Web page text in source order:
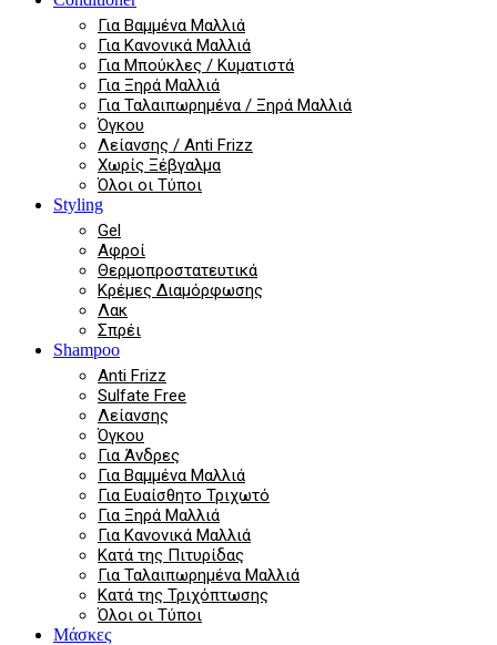
Για Βαμμένα Μαλλιά
Για Κανονικά Μαλλιά
Για Μπούκλες / Κυματιστά
Για Ξηρά Μαλλιά
Για Ταλαιπωρημένα / Ξηρά Μαλλιά
Όγκου
Λείανσης / Anti Frizz
Χωρίς Ξέβγαλμα
Όλοι οι Τύποι
Styling
Gel
Αφροί
Θερμοπροστατευτικά
Κρέμες Διαμόρφωσης
Λακ
Σπρέι
Shampoo
Anti Frizz
Sulfate Free
Λείανσης
Όγκου
Για Άνδρες
Για Βαμμένα Μαλλιά
Για Ευαίσθητο Τριχωτό
Για Ξηρά Μαλλιά
Για Κανονικά Μαλλιά
Κατά της Πιτυρίδας
Για Ταλαιπωρημένα Μαλλιά
Κατά της Τριχόπτωσης
Όλοι οι Τύποι
Μάσκες